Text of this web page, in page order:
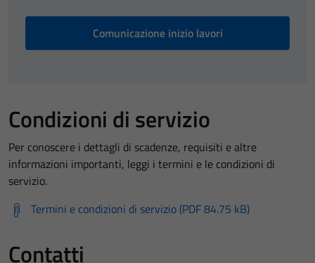
Comunicazione inizio lavori
Condizioni di servizio
Per conoscere i dettagli di scadenze, requisiti e altre
informazioni importanti, leggi i termini e le condizioni di
servizio.
Termini e condizioni di servizio (PDF 84.75 kB)
Contatti